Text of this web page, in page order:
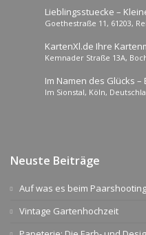
Lieblingsstuecke –
Goethestraße 11, 61203,
KartenXl.de Ihre
Kemnader Straße 13A,
Im Namen des Glücks
Im Sionstal, Köln,
Neuste Beiträge
Auf was es beim
Vintage Gartenhochzeit